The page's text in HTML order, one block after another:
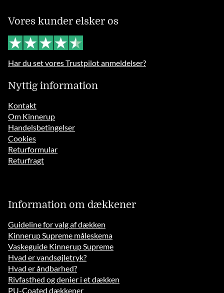
Vores kunder elsker os
Har du set vores Trustpilot anmeldelser?
Nyttig information
Kontakt
Om Kinnerup
Handelsbetingelser
Cookies
Returformular
Returfragt
Information om dækkener
Guideline for valg af dækken
Kinnerup Supreme måleskema
Vaskeguide Kinnerup Supreme
Hvad er vandsøjletryk?
Hvad er åndbarhed?
Rivfasthed og denier i et dækken
PU-Coated dækkener